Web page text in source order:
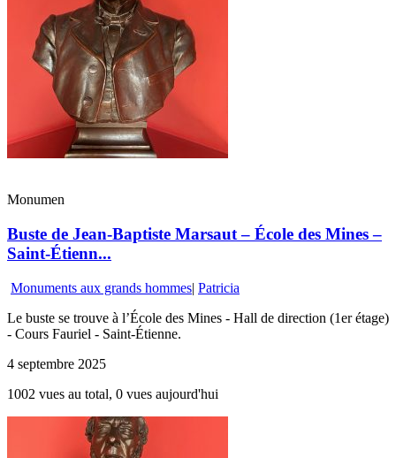
Monumen
Buste de Jean-Baptiste Marsaut – École des Mines –
Saint-Étienn...
Monuments aux grands hommes| Patricia
Le buste se trouve à l’École des Mines - Hall de direction (1er étage)
- Cours Fauriel - Saint-Étienne.
4 septembre 2025
1002 vues au total, 0 vues aujourd'hui